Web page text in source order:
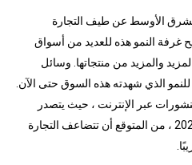
الشرق الأوسط عن طيف التجارة
غرفة النمو هذه للعديد من أسواق
والمزيد من منتجاتها. وسائل
الذي شهدته هذه السوق حتى الآن.
عبر الإنترنت ، حيث يتصدر
الفيس بوكا الصدارة. بحلول عام 2021 ، من المتوقع أن تتضاعف التجارة